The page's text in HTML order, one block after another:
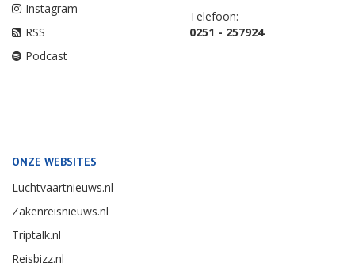
Instagram
RSS
Podcast
Telefoon:
0251 - 257924
ONZE WEBSITES
Luchtvaartnieuws.nl
Zakenreisnieuws.nl
Triptalk.nl
Reisbizz.nl